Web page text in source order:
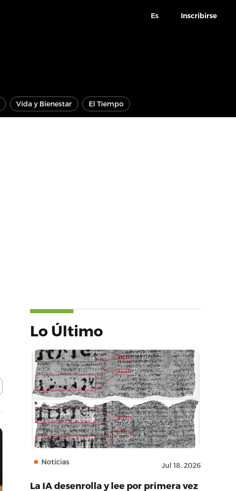
Es Inscribirse
Vida y Bienestar El Tiempo
Lo Último
Noticias Jul 18, 2026
La IA desenrolla y lee por primera vez